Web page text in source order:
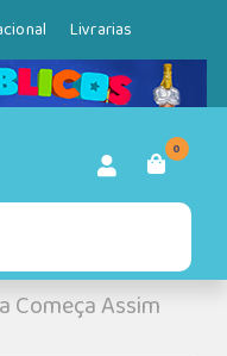
Livrarias
0
Começa Assim